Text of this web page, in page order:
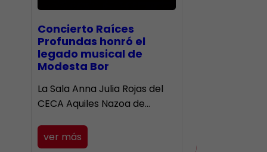
​Concierto Raíces
Profundas honró el
legado musical de
Modesta Bor
La Sala Anna Julia Rojas del
CECA Aquiles Nazoa de…
ver más